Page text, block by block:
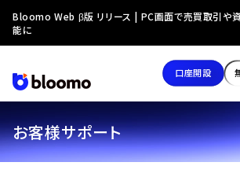
お客様サポート
Bloomo Web β版 リリース | PC画面で売買取引や
能に
口座開設